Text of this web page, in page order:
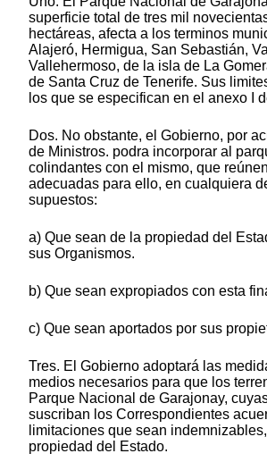
superficie total de tres mil
hectáreas, afecta a los terminos
Alajeró, Hermigua, San Sebastián,
Vallehermoso, de la isla de La
de Santa Cruz de Tenerife. Sus
los que se especifican en el anexo I
Dos. No obstante, el Gobierno, por
de Ministros. podra incorporar al
colindantes con el mismo, que
adecuadas para ello, en cualquiera
supuestos:
a) Que sean de la propiedad del
sus Organismos.
b) Que sean expropiados con esta
c) Que sean aportados por sus
Tres. El Gobierno adoptará las
medios necesarios para que los
Parque Nacional de Garajonay,
suscriban los Correspondientes
limitaciones que sean
propiedad del Estado.